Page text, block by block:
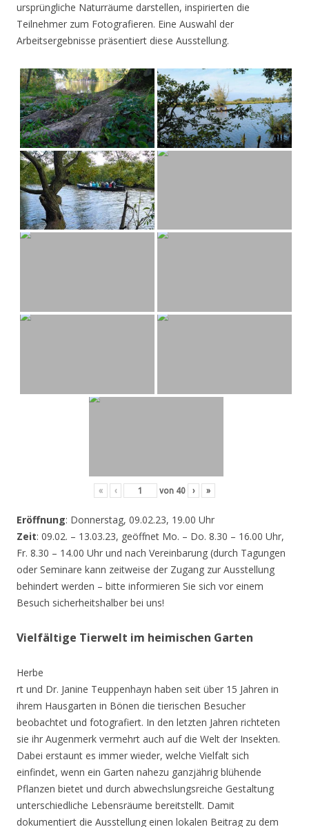
ursprüngliche Naturräume darstellen, inspirierten die
Teilnehmer zum Fotografieren. Eine Auswahl der
Arbeitsergebnisse präsentiert diese Ausstellung.
« ‹ von 40 › »
Eröffnung: Donnerstag, 09.02.23, 19.00 Uhr
Zeit: 09.02. – 13.03.23, geöffnet Mo. – Do. 8.30 – 16.00 Uhr,
Fr. 8.30 – 14.00 Uhr und nach Vereinbarung (durch Tagungen
oder Seminare kann zeitweise der Zugang zur Ausstellung
behindert werden – bitte informieren Sie sich vor einem
Besuch sicherheitshalber bei uns!
Vielfältige Tierwelt im heimischen Garten
Herbe
rt und Dr. Janine Teuppenhayn haben seit über 15 Jahren in
ihrem Hausgarten in Bönen die tierischen Besucher
beobachtet und fotografiert. In den letzten Jahren richteten
sie ihr Augenmerk vermehrt auch auf die Welt der Insekten.
Dabei erstaunt es immer wieder, welche Vielfalt sich
einfindet, wenn ein Garten nahezu ganzjährig blühende
Pflanzen bietet und durch abwechslungsreiche Gestaltung
unterschiedliche Lebensräume bereitstellt. Damit
dokumentiert die Ausstellung einen lokalen Beitrag zu dem